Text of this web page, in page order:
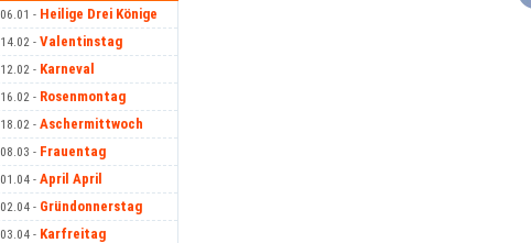
06.01 - Heilige Drei Könige
14.02 - Valentinstag
12.02 - Karneval
16.02 - Rosenmontag
18.02 - Aschermittwoch
08.03 - Frauentag
01.04 - April April
02.04 - Gründonnerstag
03.04 - Karfreitag